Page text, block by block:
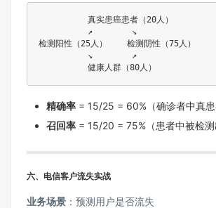
          真实患癌患者（20人）
          ↗        ↘
检测阳性（25人）    检测阴性（75人）
          ↘        ↗
          健康人群（80人）
​精确率​ = 15/25 = 60%（确诊者中真患
​召回率​ = 15/20 = 75%（患者中被检测
​六、电信客户流失实战​
​业务场景​ ​：预测用户是否流失